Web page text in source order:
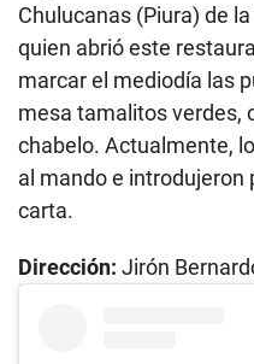
Chulucanas (Piura) de
quien abrió este
marcar el mediodía las
mesa tamalitos verdes,
chabelo. Actualmente,
al mando e introdujeron
carta.
Dirección: Jirón